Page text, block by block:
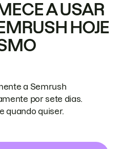
A USAR
HOJE
a Semrush
por sete dias.
quando quiser.